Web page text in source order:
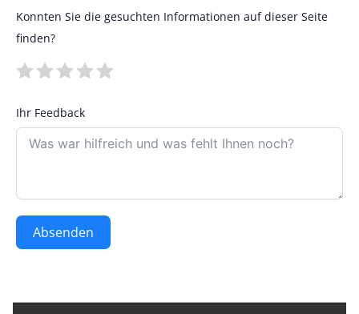
Konnten Sie die gesuchten Informationen auf dieser Seite
finden?
Ihr Feedback
Absenden